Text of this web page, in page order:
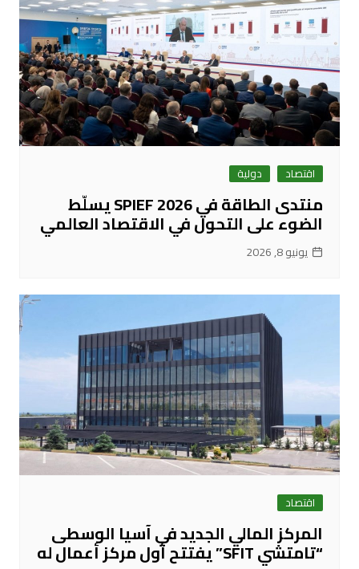
اقتصاد دولية
منتدى الطاقة في SPIEF 2026 يسلّط
الضوء على التحول في الاقتصاد العالمي
يونيو 8, 2026
اقتصاد
المركز المالي الجديد في آسيا الوسطى
“تامتشي SFIT” يفتتح أول مركز أعمال له